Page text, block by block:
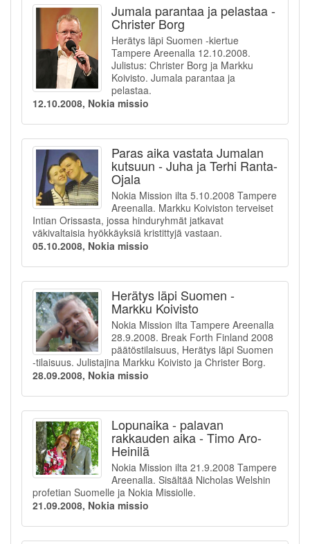
Jumala parantaa ja pelastaa -
Christer Borg
Herätys läpi Suomen -kiertue
Tampere Areenalla 12.10.2008.
Julistus: Christer Borg ja Markku
Koivisto. Jumala parantaa ja
pelastaa.
12.10.2008, Nokia missio
Paras aika vastata Jumalan
kutsuun - Juha ja Terhi Ranta-
Ojala
Nokia Mission ilta 5.10.2008 Tampere
Areenalla. Markku Koiviston terveiset
Intian Orissasta, jossa hinduryhmät jatkavat
väkivaltaisia hyökkäyksiä kristittyjä vastaan.
05.10.2008, Nokia missio
Herätys läpi Suomen -
Markku Koivisto
Nokia Mission ilta Tampere Areenalla
28.9.2008. Break Forth Finland 2008
päätöstilaisuus, Herätys läpi Suomen
-tilaisuus. Julistajina Markku Koivisto ja Christer Borg.
28.09.2008, Nokia missio
Lopunaika - palavan
rakkauden aika - Timo Aro-
Heinilä
Nokia Mission ilta 21.9.2008 Tampere
Areenalla. Sisältää Nicholas Welshin
profetian Suomelle ja Nokia Missiolle.
21.09.2008, Nokia missio